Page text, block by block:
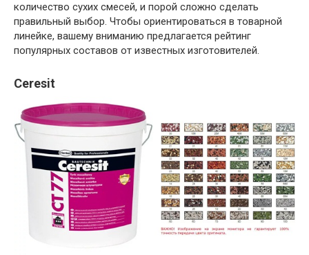
количество сухих смесей, и порой сложно сделать
правильный выбор. Чтобы ориентироваться в товарной
линейке, вашему вниманию предлагается рейтинг
популярных составов от известных изготовителей.
Ceresit